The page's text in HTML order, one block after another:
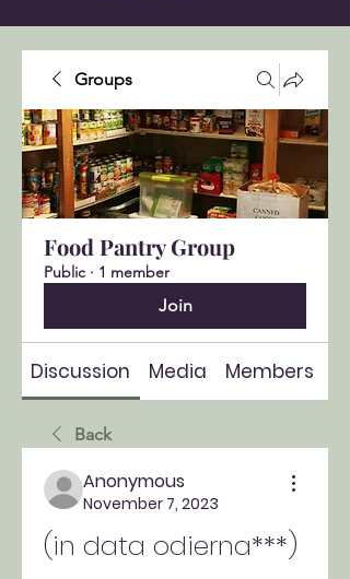
Groups
Food Pantry Group
Public · 1 member
Join
Discussion Media Members
Back
Anonymous
November 7, 2023
(in data odierna***)